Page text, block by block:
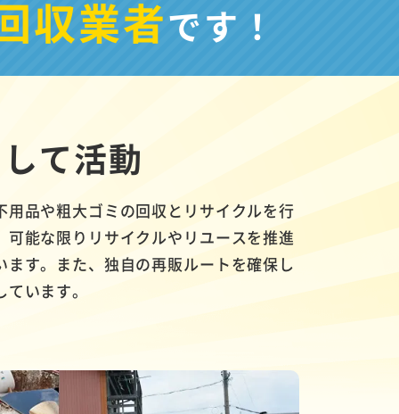
収業者です！
て活動
品や粗大ゴミの回収とリサイクルを行
能な限りリサイクルやリユースを推進
す。また、独自の再販ルートを確保し
います。